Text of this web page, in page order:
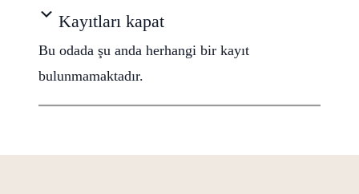
Kayıtları kapat
Bu odada şu anda herhangi bir kayıt
bulunmamaktadır.